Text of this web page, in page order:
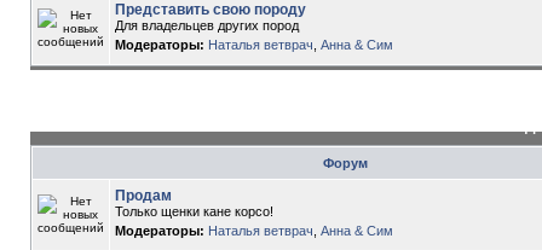
Представить свою породу
Для владельцев других пород
Модераторы: Наталья ветврач Анна & Сим
Форум
Продам
Только щенки кане корсо!
Модераторы: Наталья ветврач Анна & Сим